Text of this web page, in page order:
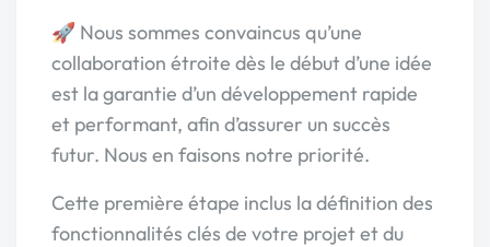
🚀 Nous sommes convaincus qu’une
collaboration étroite dès le début d’une idée
est la garantie d’un développement rapide
et performant, afin d’assurer un succès
futur. Nous en faisons notre priorité.
Cette première étape inclus la définition des
fonctionnalités clés de votre projet et du